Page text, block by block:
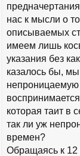
нас к мысли о
описываемых
имеем лишь
указания без
казалось бы,
непроницаемую
которая таит в
так ли уж
времен?
Обращаясь к 12